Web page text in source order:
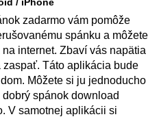
zadarmo vám pomôže
spánku a môžete
internet. Zbaví vás napätia
zaspať. Táto aplikácia bude
Môžete si ju jednoducho
dobrý spánok download
V samotnej aplikácii si